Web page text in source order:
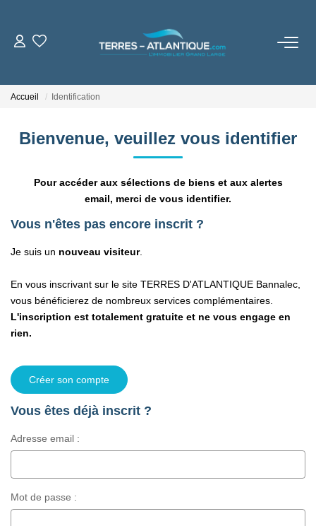
BIENS VENDUS
NOTRE AGENCE
Notre Brochure
ESTIMATION
CONTACTEZ-NOUS
Accueil Identification
Bienvenue, veuillez vous identifier
Pour accéder aux sélections de biens et aux alertes
email, merci de vous identifier.
Vous n'êtes pas encore inscrit ?
Je suis un nouveau visiteur.
En vous inscrivant sur le site TERRES D'ATLANTIQUE Bannalec,
vous bénéficierez de nombreux services complémentaires.
L'inscription est totalement gratuite et ne vous engage en
rien.
Créer son compte
Vous êtes déjà inscrit ?
Adresse email :
Mot de passe :